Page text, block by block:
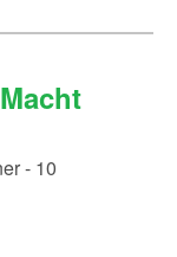
- 10